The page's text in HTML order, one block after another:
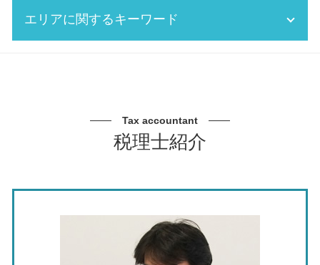
税金 計算 給与
会計 支援
源泉 所得税 計算
給料 税金 計算
追徴課税
税務署 調査
確定申告 領収書 ない 個人
節税対策 個人
法人税 中間納付 いくらから
事業承継 従業員
事業承継 メリット デメリット
中小企業 経営計画
事業 承継 m&a デメリット
中期 経営計画 作り方
エリアに関するキーワード
事業承継 税理士 相談 愛知県
資金繰り 税理士 相談 名古屋市
事業承継 税理士 相談 岐阜県
税務相談 税理士 瀬戸市
銀行対策 税理士 相談 瀬戸市
節税対策 税理士 相談 三重県
節税対策 税理士 相談 愛知県
Tax accountant
税理士紹介